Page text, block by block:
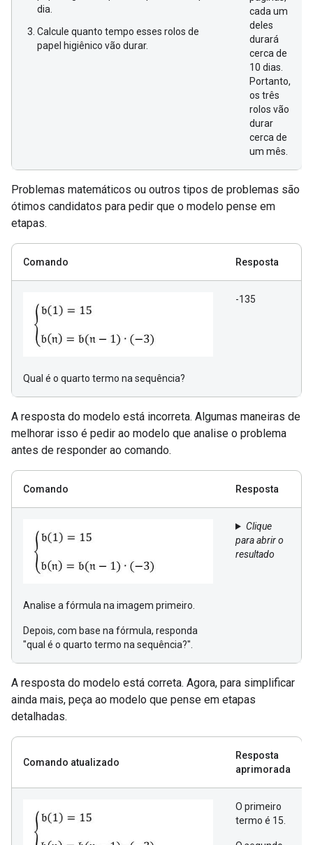
dia.
Calcule quanto tempo esses rolos de
papel higiênico vão durar.
cada um
deles
durará
cerca de
10 dias.
Portanto,
os três
rolos vão
durar
cerca de
um mês.
Problemas matemáticos ou outros tipos de problemas são
ótimos candidatos para pedir que o modelo pense em
etapas.
Comando Resposta
Qual é o quarto termo na sequência?
-135
A resposta do modelo está incorreta. Algumas maneiras de
melhorar isso é pedir ao modelo que analise o problema
antes de responder ao comando.
Comando Resposta
Analise a fórmula na imagem primeiro.
Depois, com base na fórmula, responda
"qual é o quarto termo na sequência?".
Clique
para abrir o
resultado
A resposta do modelo está correta. Agora, para simplificar
ainda mais, peça ao modelo que pense em etapas
detalhadas.
Comando atualizado
Resposta
aprimorada
O primeiro
termo é 15.